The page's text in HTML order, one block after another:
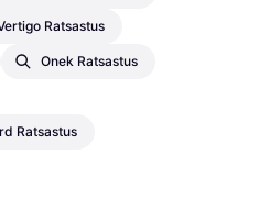
Ratsastus
Onek Ratsastus
Ratsastus